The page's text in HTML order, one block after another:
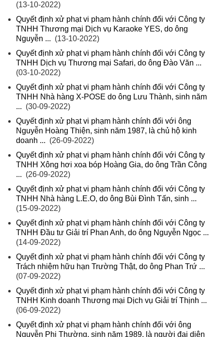
(13-10-2022)
Quyết định xử phạt vi phạm hành chính đối với Công ty
TNHH Thương mại Dịch vụ Karaoke YES, do ông
Nguyễn ... (13-10-2022)
Quyết định xử phạt vi phạm hành chính đối với Công ty
TNHH Dịch vụ Thương mại Safari, do ông Đào Văn ...
(03-10-2022)
Quyết định xử phạt vi phạm hành chính đối với Công ty
TNHH Nhà hàng X-POSE do ông Lưu Thành, sinh năm
... (30-09-2022)
Quyết định xử phạt vi phạm hành chính đối với ông
Nguyễn Hoàng Thiện, sinh năm 1987, là chủ hộ kinh
doanh ... (26-09-2022)
Quyết định xử phạt vi phạm hành chính đối với Công ty
TNHH Xông hơi xoa bóp Hoàng Gia, do ông Trần Công
... (26-09-2022)
Quyết định xử phạt vi phạm hành chính đối với Công ty
TNHH Nhà hàng L.E.O, do ông Bùi Đình Tấn, sinh ...
(15-09-2022)
Quyết định xử phạt vi phạm hành chính đối với Công ty
TNHH Đầu tư Giải trí Phan Anh, do ông Nguyễn Ngọc ...
(14-09-2022)
Quyết định xử phạt vi phạm hành chính đối với Công ty
Trách nhiệm hữu hạn Trường Thật, do ông Phan Trứ ...
(07-09-2022)
Quyết định xử phạt vi phạm hành chính đối với Công ty
TNHH Kinh doanh Thương mại Dịch vụ Giải trí Thịnh ...
(06-09-2022)
Quyết định xử phạt vi phạm hành chính đối với ông
Nguyễn Phi Thường, sinh năm 1989, là người đại diện